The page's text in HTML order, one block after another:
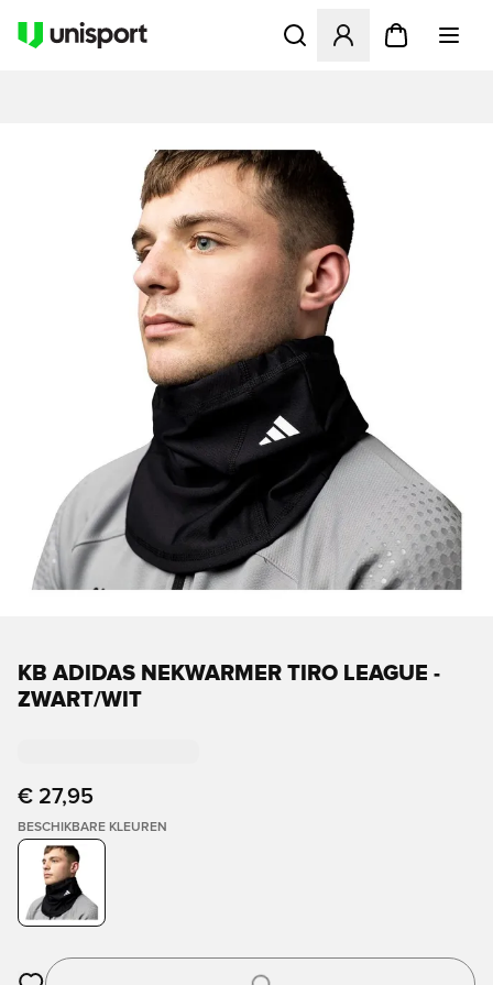
Opent een venster om in
KB ADIDAS NEKWARMER TIRO LEAGUE -
ZWART/WIT
€ 27,95
BESCHIKBARE KLEUREN